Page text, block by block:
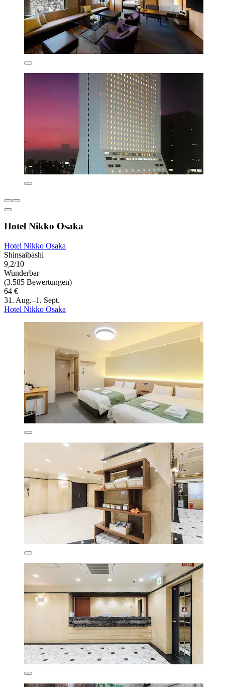
Hotel Nikko Osaka
Hotel Nikko Osaka
Shinsaibashi
9,2/10
Wunderbar
(3.585 Bewertungen)
64 €
31. Aug.–1. Sept.
Hotel Nikko Osaka